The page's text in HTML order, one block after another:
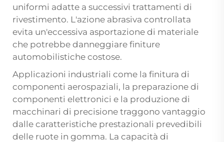
uniformi adatte a successivi trattamenti di
rivestimento. L'azione abrasiva controllata
evita un'eccessiva asportazione di materiale
che potrebbe danneggiare finiture
automobilistiche costose.
Applicazioni industriali come la finitura di
componenti aerospaziali, la preparazione di
componenti elettronici e la produzione di
macchinari di precisione traggono vantaggio
dalle caratteristiche prestazionali prevedibili
delle ruote in gomma. La capacità di